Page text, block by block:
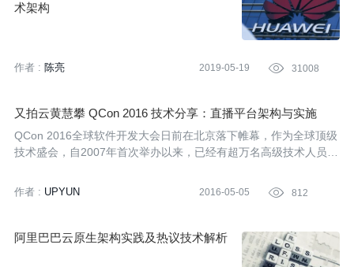
术架构
作者 : 陈亮 2019-05-19  31008
又拍云黄慧攀 QCon 2016 技术分享：直播平台架构与实施
QCon 2016全球软件开发大会日前在北京落下帷幕，作为全球顶级
技术盛会，自2007年首次举办以来，已经有超万名高级技术人员参
亚马逊、新浪、阿里巴巴、美团、豆瓣、又拍云在内的100多位国
作者 : UPYUN 2016-05-05  812
阿里巴巴云原生架构实践及热议技术解析